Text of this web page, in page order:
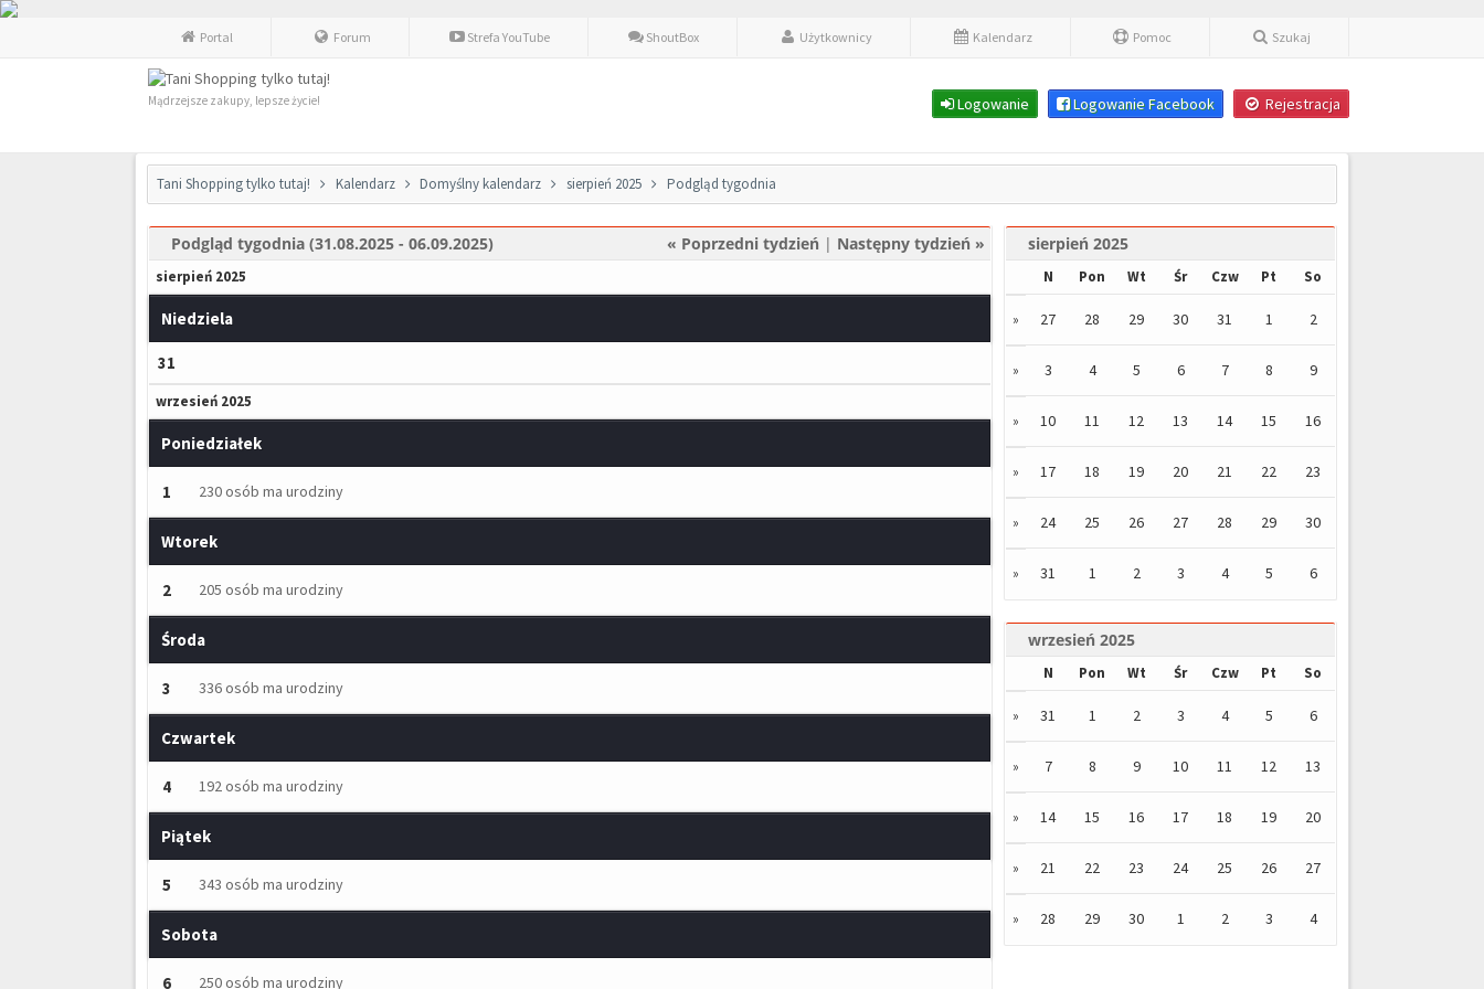
Portal Forum Strefa YouTube ShoutBox Użytkownicy Kalendarz Pomoc Szukaj
Logowanie Logowanie Facebook Rejestracja
Mądrzejsze zakupy, lepsze życie!
Tani Shopping tylko tutaj! Kalendarz Domyślny kalendarz sierpień 2025 Podgląd tygodnia
« Poprzedni tydzień | Następny tydzień »
Podgląd tygodnia (31.08.2025 - 06.09.2025)
sierpień 2025
Niedziela
31
wrzesień 2025
Poniedziałek
1 230 osób ma urodziny
Wtorek
2 205 osób ma urodziny
Środa
3 336 osób ma urodziny
Czwartek
4 192 osób ma urodziny
Piątek
5 343 osób ma urodziny
Sobota
6 250 osób ma urodziny
sierpień 2025
N Pon Wt Śr Czw Pt So
» 27 28 29 30 31 1 2
» 3 4 5 6 7 8 9
» 10 11 12 13 14 15 16
» 17 18 19 20 21 22 23
» 24 25 26 27 28 29 30
» 31 1 2 3 4 5 6
wrzesień 2025
N Pon Wt Śr Czw Pt So
» 31 1 2 3 4 5 6
» 7 8 9 10 11 12 13
» 14 15 16 17 18 19 20
» 21 22 23 24 25 26 27
» 28 29 30 1 2 3 4